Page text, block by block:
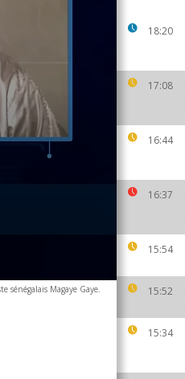
18:20
17:08
16:44
16:37
15:54
15:52
15:34
sénégalais Magaye Gaye.